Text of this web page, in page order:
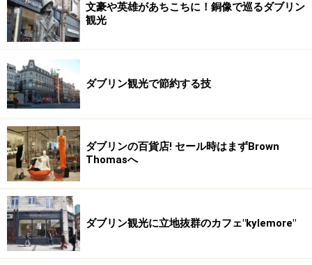
文豪や英雄があちこちに！銅像で巡るダブリン
観光
ダブリン観光で節約する技
ダブリンの百貨店! セール時はまずBrown
Thomasへ
ダブリン観光に立地抜群のカフェ"kylemore"